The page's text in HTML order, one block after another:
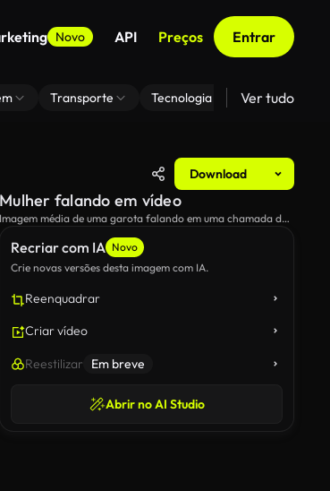
Novo API Preços Entrar
Transporte Tecnologia Zoom De
Ver tudo
Download
Recriar com IA Novo
Crie novas versões desta imagem com IA.
Reenquadrar
Criar vídeo
Reestilizar Em breve
Abrir no AI Studio
Mulher falando em vídeo
Imagem média de uma garota falando em uma chamada de